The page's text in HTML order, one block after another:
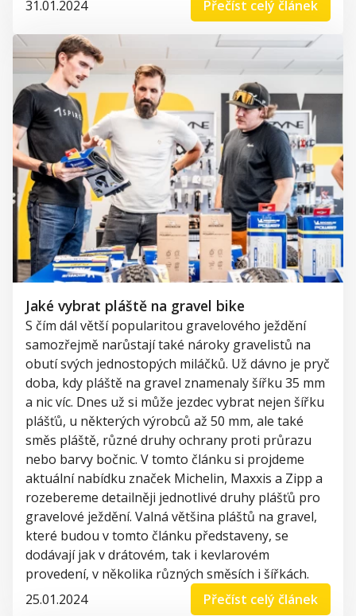
31.01.2024 Přečíst celý článek
Jaké vybrat pláště na gravel bike
S čím dál větší popularitou gravelového ježdění
samozřejmě narůstají také nároky gravelistů na
obutí svých jednostopých miláčků. Už dávno je pryč
doba, kdy pláště na gravel znamenaly šířku 35 mm
a nic víc. Dnes už si může jezdec vybrat nejen šířku
plášťů, u některých výrobců až 50 mm, ale také
směs pláště, různé druhy ochrany proti průrazu
nebo barvy bočnic. V tomto článku si projdeme
aktuální nabídku značek Michelin, Maxxis a Zipp a
rozebereme detailněji jednotlivé druhy plášťů pro
gravelové ježdění. Valná většina pláštů na gravel,
které budou v tomto článku představeny, se
dodávají jak v drátovém, tak i kevlarovém
provedení, v několika různých směsích i šířkách.
25.01.2024
Přečíst celý článek